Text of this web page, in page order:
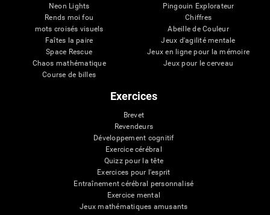
Neon Lights
Rends moi fou
mots croisés visuels
Faîtes la paire
Space Rescue
Chaos mathématique
Course de billes
Pingouin Explorateur
Chiffres
Abeille de Couleur
Jeux d'agilité mentale
Jeux en ligne pour la mémoire
Jeux pour le cerveau
Exercices
Brevet
Revendeurs
Développement cognitif
Exercice cérébral
Quizz pour la tête
Exercices pour l'esprit
Entraînement cérébral personnalisé
Exercice mental
Jeux mathématiques amusants